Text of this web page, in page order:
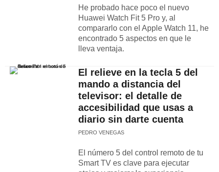
He probado hace poco el nuevo
Huawei Watch Fit 5 Pro y, al
compararlo con el Apple Watch 11, he
encontrado 5 aspectos en que le
lleva ventaja.
El relieve en la tecla 5 del
mando a distancia del
televisor: el detalle de
accesibilidad que usas a
diario sin darte cuenta
PEDRO VENEGAS
El número 5 del control remoto de tu
Smart TV es clave para ejecutar